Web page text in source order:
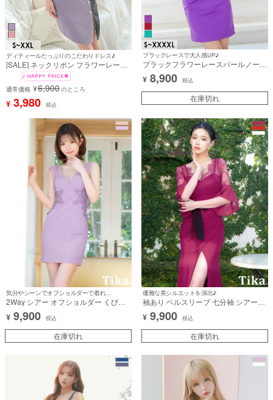
ディティールたっぷりのこだわりドレス♪
[SALE] ネックリボン フラワーレース
バストカット ペプラム 袖あり 七分袖
谷間魅せ タイトミニドレス (Sサイズ
～XXLサイズ) (黒嵜菜々子/キャバド
レス着用)
通常価格 ¥6,900のところ
¥ 3,980 税込
ブラックレースで大人感UP♪
ブラックフラワーレースパールノース
リーブストレッチタイトミニドレス
(Sサイズ～XXXXLサイズ) (まぁみ/キ
ャバドレス着用)
¥ 8,900 税込
在庫切れ
2Way シアー オフショルダー くびれ
フェミニンレース ワンカラー バスト
シースルー 谷間魅せ タイトミニドレ
ス (Sサイズ～XLサイズ) (聖菜/キャバ
¥ 9,900 税込
在庫切れ
優雅な美シルエットを演出♪
袖あり ベルスリーブ 七分袖 シアーレ
ース ウエストリボン ストレッチ ラッ
プタイトロングドレス (Sサイズ～
XXXLサイズ) (せいせい/キャバドレス
¥ 9,900 税込
在庫切れ